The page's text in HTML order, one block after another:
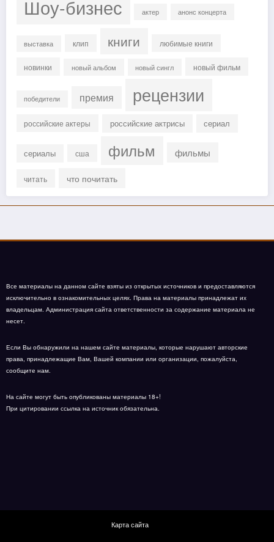
Шоу-бизнес актер анонс концерта
выставка клип книги любимые книги
новинки новый альбом новый сингл новый фильм
победители премия рецензии
российские актеры российские актрисы сериал
сериалы сша фильм фильмы
читать что почитать
Все материалы на данном сайте взяты из открытых источников и предоставляются
исключительно в ознакомительных целях. Права на материалы принадлежат их
владельцам. Администрация сайта ответственности за содержание материала не
несет.
Если Вы обнаружили на нашем сайте материалы, которые нарушают авторские
права, принадлежащие Вам, Вашей компании или организации, пожалуйста,
сообщите нам.
На сайте могут быть опубликованы материалы 18+!
При цитировании ссылка на источник обязательна.
Карта сайта